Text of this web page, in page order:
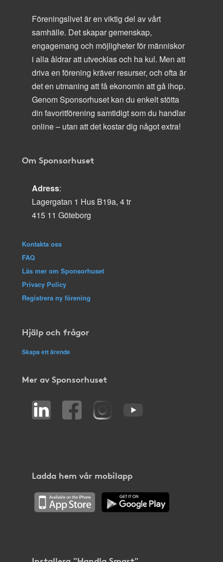
Föreningslivet är en viktig del av vårt
samhälle. Det skapar gemenskap,
engagemang och möjligheter för människor
i alla åldrar att utvecklas och ha kul. Men att
driva en förening kräver resurser, och ofta är
det en utmaning att få ekonomin att gå ihop.
Genom Sponsorhuset kan du enkelt stötta
din favoritförening samtidigt som du handlar
online – utan att det kostar dig något extra!
Om Sponsorhuset
Adress:
Lagergatan 1 Hus B19a, 4 tr
415 11 Göteborg
Kontakta oss
FAQ
Läs mer om Sponsorhuset
Privacy Policy
Registrera ny förening
Hjälp och frågor
Skapa ett ärende
Mer av Sponsorhuset
Ladda hem vår mobilapp